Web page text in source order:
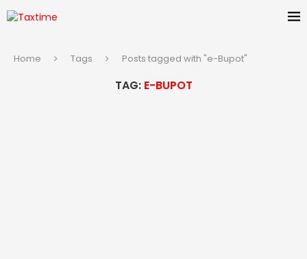
Home Tags Posts tagged with "e-Bupot"
TAG: E-BUPOT